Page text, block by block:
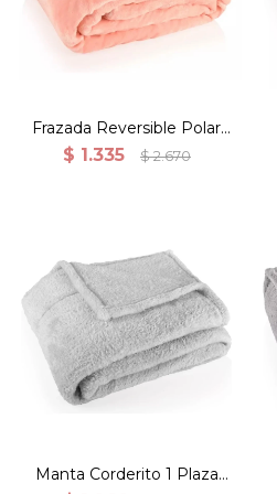
color Salmon
Frazada Reversible Polar
Corderito Microfibra 1
$ 1.335 $ 2.670
Manta corderito 150x200
Gris Claro
Manta Corderito 1 Plaza